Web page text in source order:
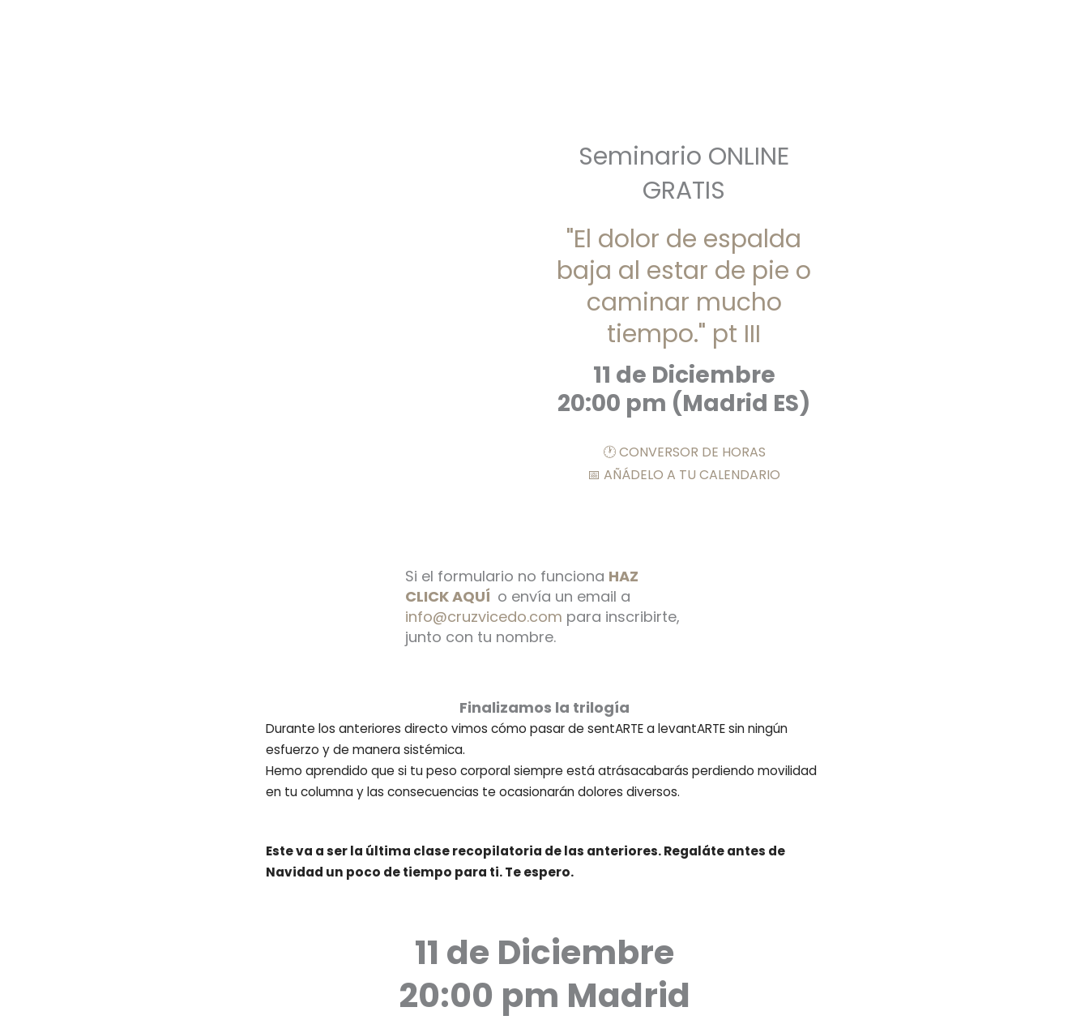
Seminario ONLINE
GRATIS
"El dolor de espalda
baja al estar de pie o
caminar mucho
tiempo." pt III
11 de Diciembre
20:00 pm (Madrid ES)
🕐 CONVERSOR DE HORAS
📅 AÑÁDELO A TU CALENDARIO
Si el formulario no funciona HAZ
CLICK AQUÍ o envía un email a
info@cruzvicedo.com para inscribirte,
junto con tu nombre.
Finalizamos la trilogía
Durante los anteriores directo vimos cómo pasar de sentARTE a levantARTE sin ningún
esfuerzo y de manera sistémica.
Hemo aprendido que si tu peso corporal siempre está atrásacabarás perdiendo movilidad
en tu columna y las consecuencias te ocasionarán dolores diversos.
Este va a ser la última clase recopilatoria de las anteriores. Regaláte antes de
Navidad un poco de tiempo para ti. Te espero.
11 de Diciembre
20:00 pm Madrid